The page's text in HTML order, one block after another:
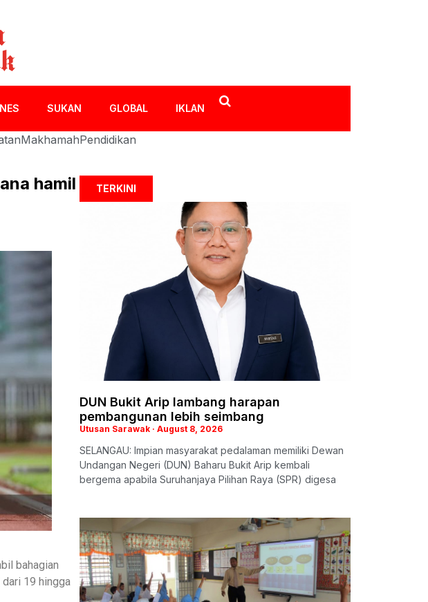
SUKAN GLOBAL IKLAN
MakhamahPendidikan
hamil
bahagian
19 hingga
TERKINI
DUN Bukit Arip lambang harapan
pembangunan lebih seimbang
Utusan Sarawak August 8, 2026
SELANGAU: Impian masyarakat pedalaman memiliki Dewan
Undangan Negeri (DUN) Baharu Bukit Arip kembali
bergema apabila Suruhanjaya Pilihan Raya (SPR) digesa